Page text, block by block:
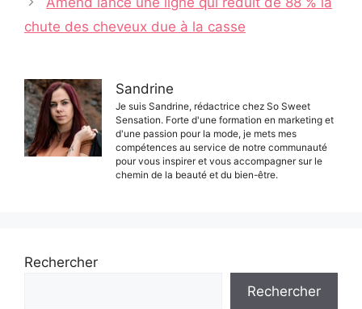
chute des cheveux due à la casse
Sandrine
Je suis Sandrine, rédactrice chez So Sweet
Sensation. Forte d'une formation en marketing et
d'une passion pour la mode, je mets mes
compétences au service de notre communauté
pour vous inspirer et vous accompagner sur le
chemin de la beauté et du bien-être.
Rechercher
Rechercher